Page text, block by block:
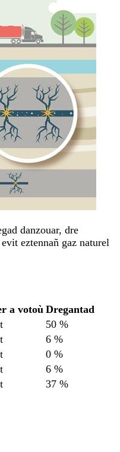
danzouar, dre
eztennañ gaz naturel
a votoùDregantad
50 %
6 %
0 %
6 %
37 %